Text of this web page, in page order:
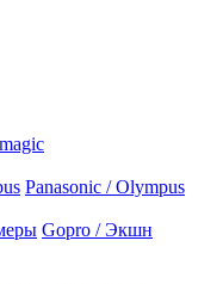
Panasonic / Olympus
Gopro / Экшн